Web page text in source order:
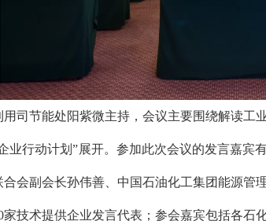
司节能处阳紫微主持，会议主要围绕解读
业行动计划”展开。参加此次会议的发言嘉
会副会长孙伟善、中国石油化工集团能源
技术提供企业发言代表；参会嘉宾包括各石